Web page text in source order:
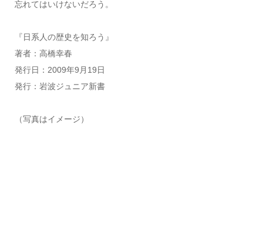
忘れてはいけないだろう。
『日系人の歴史を知ろう』
著者：高橋幸春
発行日：2009年9月19日
発行：岩波ジュニア新書
（写真はイメージ）